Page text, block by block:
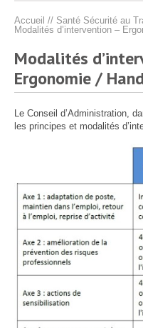
Santé Sécurité au Travail
Archivistes
Accueil // Santé Sécurité au
Modalités d’intervention –
Modalités
Ergonomie /
Le Conseil d’Administration,
les principes et modalités